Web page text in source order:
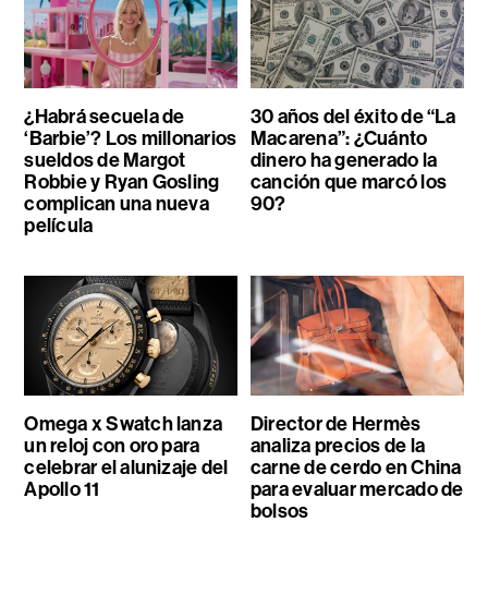
¿Habrá secuela de
‘Barbie’? Los millonarios
sueldos de Margot
Robbie y Ryan Gosling
complican una nueva
película
30 años del éxito de “La
Macarena”: ¿Cuánto
dinero ha generado la
canción que marcó los
90?
Omega x Swatch lanza
un reloj con oro para
celebrar el alunizaje del
Apollo 11
Director de Hermès
analiza precios de la
carne de cerdo en China
para evaluar mercado de
bolsos